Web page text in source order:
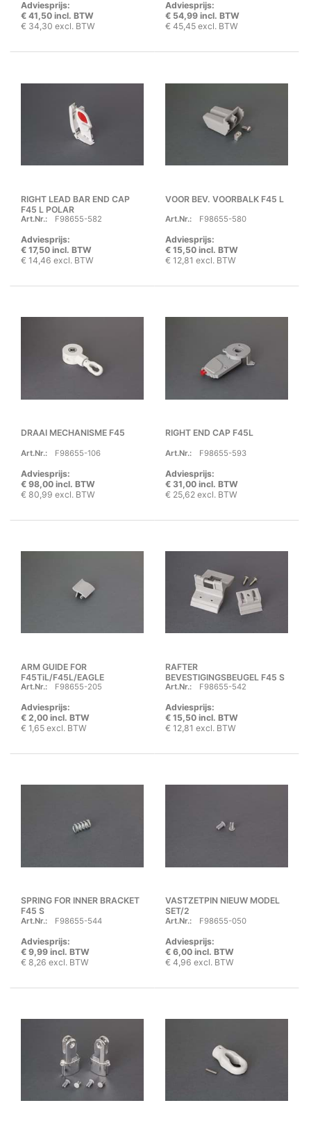
Adviesprijs:
€ 41,50 incl. BTW
€ 34,30 excl. BTW
Adviesprijs:
€ 54,99 incl. BTW
€ 45,45 excl. BTW
RIGHT LEAD BAR END CAP
F45 L POLAR
Art.Nr.: F98655-582
Adviesprijs:
€ 17,50 incl. BTW
€ 14,46 excl. BTW
VOOR BEV. VOORBALK F45 L
Art.Nr.: F98655-580
Adviesprijs:
€ 15,50 incl. BTW
€ 12,81 excl. BTW
DRAAI MECHANISME F45
Art.Nr.: F98655-106
Adviesprijs:
€ 98,00 incl. BTW
€ 80,99 excl. BTW
RIGHT END CAP F45L
Art.Nr.: F98655-593
Adviesprijs:
€ 31,00 incl. BTW
€ 25,62 excl. BTW
ARM GUIDE FOR
F45TiL/F45L/EAGLE
Art.Nr.: F98655-205
Adviesprijs:
€ 2,00 incl. BTW
€ 1,65 excl. BTW
RAFTER
BEVESTIGINGSBEUGEL F45 S
BOX WAND
Art.Nr.: F98655-542
Adviesprijs:
€ 15,50 incl. BTW
€ 12,81 excl. BTW
SPRING FOR INNER BRACKET
F45 S
Art.Nr.: F98655-544
Adviesprijs:
€ 9,99 incl. BTW
€ 8,26 excl. BTW
VASTZETPIN NIEUW MODEL
SET/2
Art.Nr.: F98655-050
Adviesprijs:
€ 6,00 incl. BTW
€ 4,96 excl. BTW